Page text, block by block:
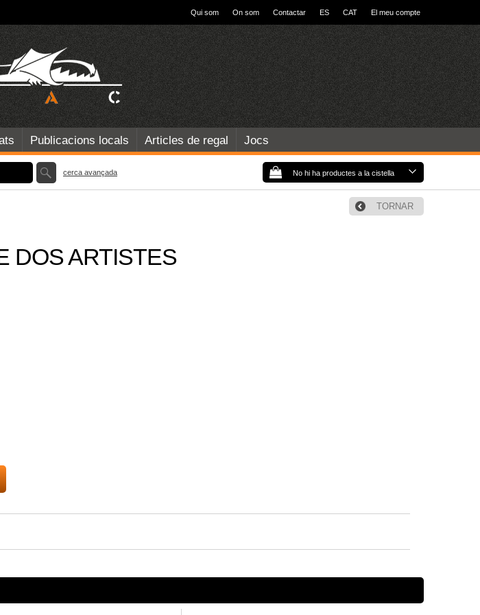
Qui som On som Contactar ES CAT El meu compte
Publicacions locals Articles de regal Jocs
No hi ha productes a la cistella
cerca avançada
TORNAR
DOS ARTISTES